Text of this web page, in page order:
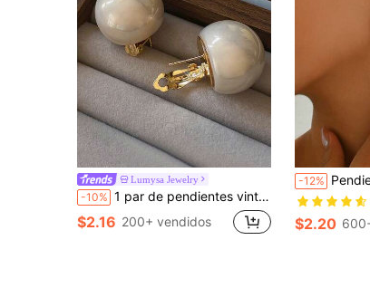
Lumysa Jewelry
-10% 1 par de pendientes vintage franceses elegantes de alta gama con perlas grandes de lujo, pendientes de declaración de moda exagerada para mujeres, adecuados para banquetes, bailes, bodas, citas, fiestas de vacaciones, lujo silencioso
$2.16 200+ vendidos
-12% Pendientes de perlas falsas
$2.20